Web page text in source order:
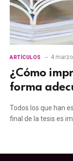
ARTÍCULOS 4
¿Cómo
forma
Todos los que han
final de la tesis es